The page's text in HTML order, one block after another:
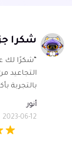
شكرا
“شكرًا لك
التجاعيد
بالتجربة
أنور
2023-06-12